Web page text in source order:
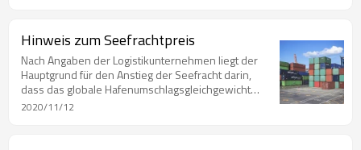
und der Militärindustrie und ist ein wichtiges
strategisches Material in der Volkswirtschaft und
beim Aufbau der Landesverteidigung. Der
Schwerpunkt unseres Unternehmens liegt auf
neuen Produkten, die Sie gerne beraten und kaufen
können
Hinweis zum Seefrachtpreis
Nach Angaben der Logistikunternehmen liegt der
Hauptgrund für den Anstieg der Seefracht darin,
dass das globale Hafenumschlagsgleichgewicht
aufgrund der epidemischen Situation gestört ist, was
2020/11/12